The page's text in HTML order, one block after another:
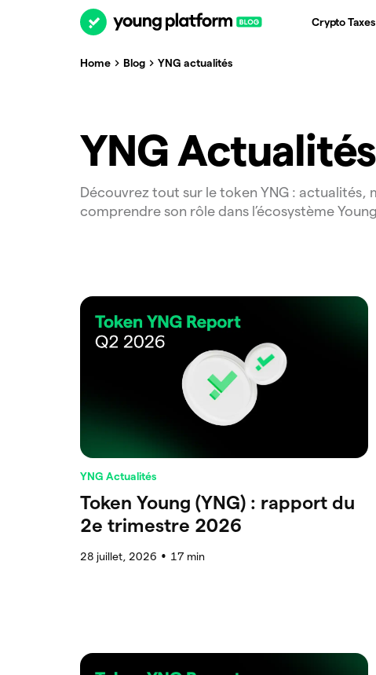
Crypto Taxes
Home Blog YNG actualités
YNG Actualités
Découvrez tout sur le token YNG : actualités,
comprendre son rôle dans l’écosystème
YNG Actualités
Token Young (YNG) : rapport du
2e trimestre 2026
28 juillet, 2026 ● 17 min